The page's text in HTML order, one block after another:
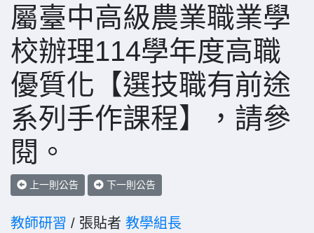
屬臺中高級農業職業學
校辦理114學年度高職
優質化【選技職有前途
系列手作課程】，請參
閱。
上一則公告 下一則公告
教師研習 / 張貼者 教學組長